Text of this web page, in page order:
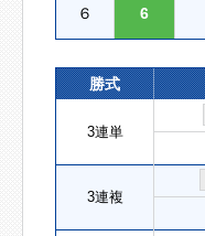
６ 6
勝式
3連単
3連複